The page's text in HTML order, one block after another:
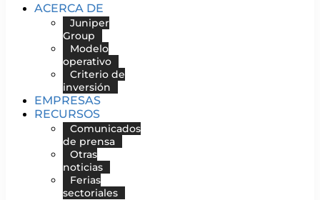
ACERCA DE
Juniper
Group
Modelo
operativo
Criterio de
inversión
EMPRESAS
RECURSOS
Comunicados
de prensa
Otras
noticias
Ferias
sectoriales